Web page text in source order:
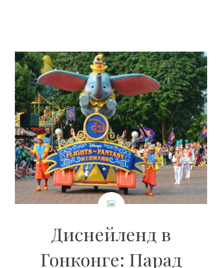
Диснейленд в
Гонконге: Парад